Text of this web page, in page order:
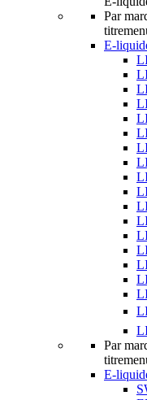
Par
E-
Par
E-